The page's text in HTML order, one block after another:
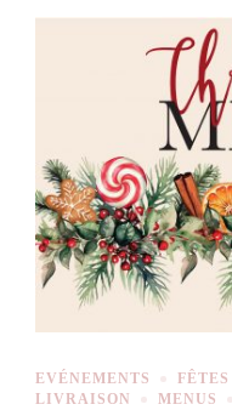
EVÉNEMENTS FÊTES
LIVRAISON
MENUS